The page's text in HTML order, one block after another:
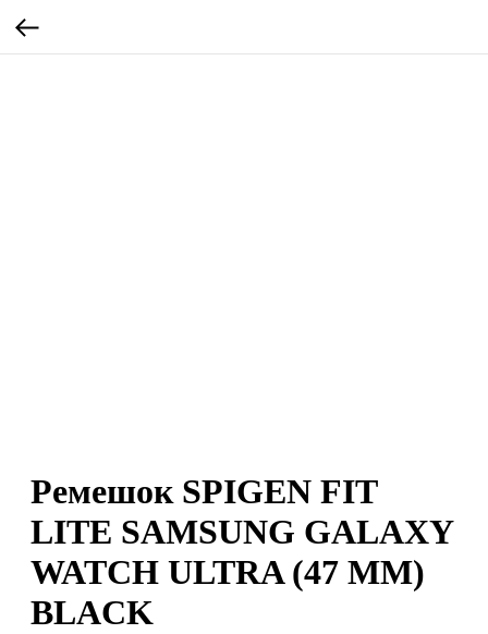
Ремешок SPIGEN FIT
LITE SAMSUNG GALAXY
WATCH ULTRA (47 MM)
BLACK